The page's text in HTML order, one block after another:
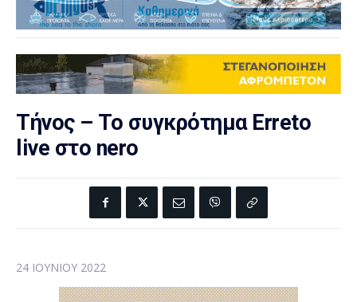
Τήνος – Το συγκρότημα Erreto
live στο nerο
24 ΙΟΥΝΊΟΥ 2022